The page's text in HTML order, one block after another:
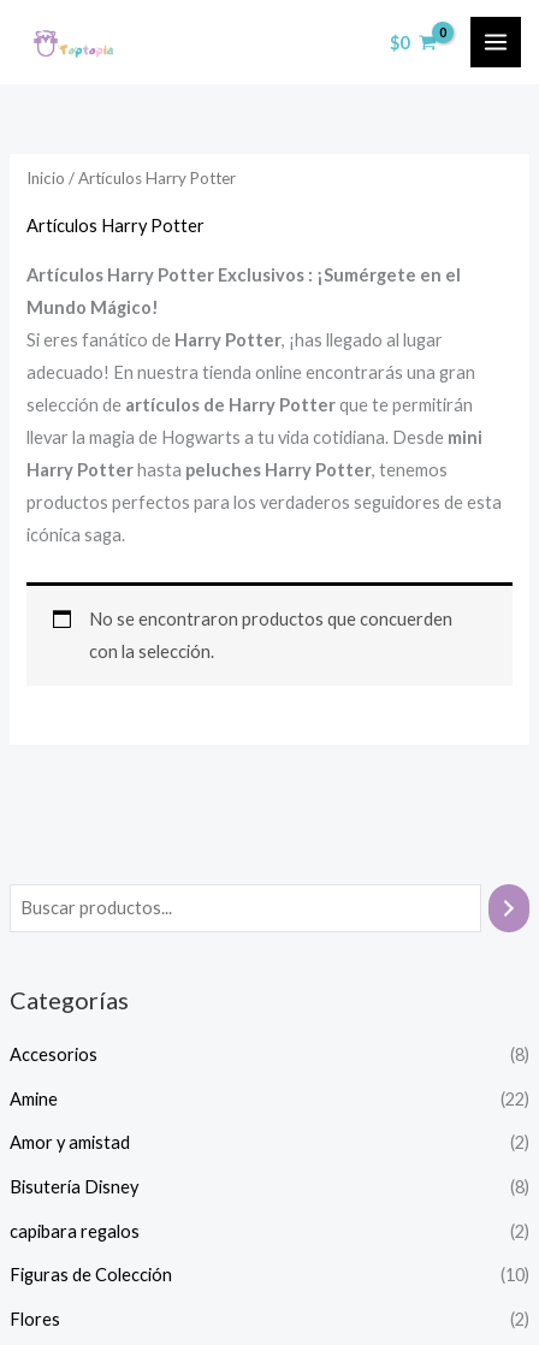
$0
Categorías
Accesorios (8)
Amine (22)
Amor y amistad (2)
Bisutería Disney (8)
capibara regalos (2)
Figuras de Colección (10)
Flores (2)
Inicio / Artículos Harry Potter
Artículos Harry Potter
Artículos Harry Potter Exclusivos : ¡Sumérgete en el
Mundo Mágico!
Si eres fanático de Harry Potter, ¡has llegado al lugar
adecuado! En nuestra tienda online encontrarás una gran
selección de artículos de Harry Potterque te permitirán
llevar la magia de Hogwarts a tu vida cotidiana. Desde mini
Harry Potterhasta peluches Harry Potter, tenemos
productos perfectos para los verdaderos seguidores de esta
icónica saga.
No se encontraron productos que concuerden
con la selección.